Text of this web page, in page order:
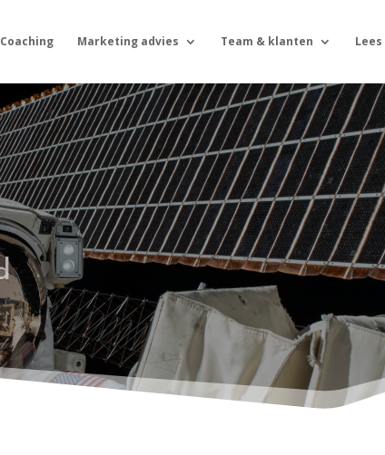
Marketing advies Team & klanten